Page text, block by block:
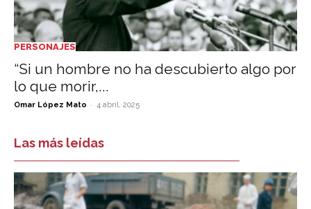
PERSONAJES
“Si un hombre no ha descubierto algo por
lo que morir,...
Omar López Mato - 4 abril, 2025
Las más leídas